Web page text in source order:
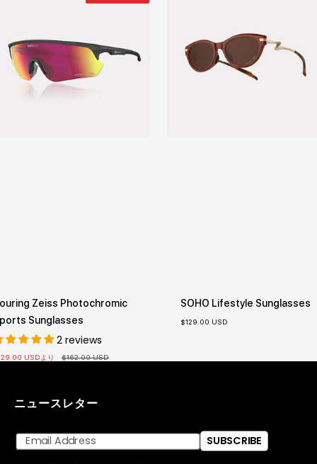
Zeiss Photochromic
Sunglasses
2 reviews
USD より
通
$162.00 USD
SOHO Lifestyle Sunglasses
セ
$129.00 USD
ニュースレター
SUBSCRIBE